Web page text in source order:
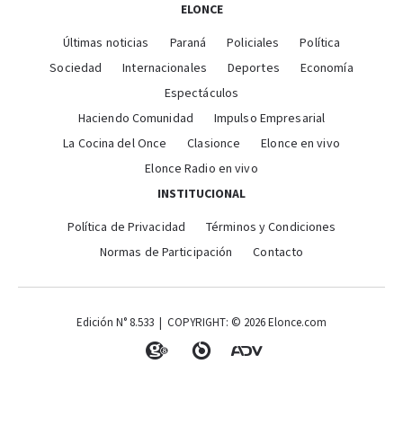
ELONCE
Últimas noticias Paraná Policiales
Política
Sociedad
Internacionales Deportes
Economía
Espectáculos
Haciendo Comunidad
Impulso Empresarial
La Cocina del Once
Clasionce
Elonce en vivo
Elonce Radio en vivo
INSTITUCIONAL
Política de Privacidad
Términos y Condiciones
Normas de Participación
Contacto
Edición N° 8.533 | COPYRIGHT: © 2026 Elonce.com